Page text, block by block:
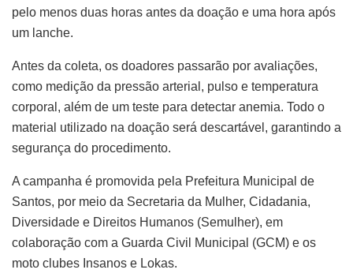
pelo menos duas horas antes da doação e uma hora após
um lanche.
Antes da coleta, os doadores passarão por avaliações,
como medição da pressão arterial, pulso e temperatura
corporal, além de um teste para detectar anemia. Todo o
material utilizado na doação será descartável, garantindo a
segurança do procedimento.
A campanha é promovida pela Prefeitura Municipal de
Santos, por meio da Secretaria da Mulher, Cidadania,
Diversidade e Direitos Humanos (Semulher), em
colaboração com a Guarda Civil Municipal (GCM) e os
moto clubes Insanos e Lokas.